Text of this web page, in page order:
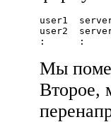
user1
user2
Мы
Второе,